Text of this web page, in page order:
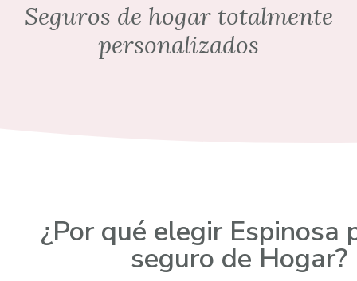
Seguros de hogar totalmente
personalizados
¿Por qué elegir Espinosa
seguro de Hogar?